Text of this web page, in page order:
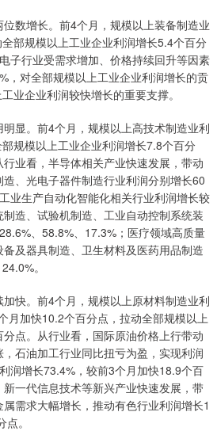
数增长。前4个月，规模以上装备制造业
部规模以上工业企业利润增长5.4个百分
子行业受需求增加、价格持续回升等因素
，对全部规模以上工业企业利润增长的贡
业企业利润较快增长的重要支撑。
显。前4个月，规模以上高技术制造业利
规模以上工业企业利润增长7.8个百分
业看，半导体相关产业快速发展，带动
、光电子器件制造行业利润分别增长60
业生产自动化智能化相关行业利润增长较
造、试验机制造、工业自动控制系统装
、58.8%、17.3%；医疗领域高质量
及器具制造、卫生材料及医药用品制造
。
快。前4个月，规模以上原材料制造业利
月加快10.2个百分点，拉动全部规模以上
点。从行业看，国际原油价格上行带动
石油加工行业同比扭亏为盈，实现利润
润增长73.4%，较前3个月加快18.9个百
一代信息技术等新兴产业快速发展，带
需求大幅增长，推动有色行业利润增长1
。